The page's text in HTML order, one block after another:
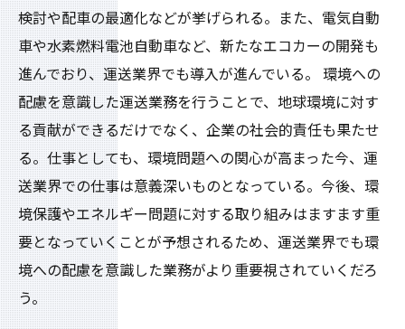
検討や配車の最適化などが挙げられる。また、電気自動
車や水素燃料電池自動車など、新たなエコカーの開発も
進んでおり、運送業界でも導入が進んでいる。 環境への
配慮を意識した運送業務を行うことで、地球環境に対す
る貢献ができるだけでなく、企業の社会的責任も果たせ
る。仕事としても、環境問題への関心が高まった今、運
送業界での仕事は意義深いものとなっている。今後、環
境保護やエネルギー問題に対する取り組みはますます重
要となっていくことが予想されるため、運送業界でも環
境への配慮を意識した業務がより重要視されていくだろ
う。